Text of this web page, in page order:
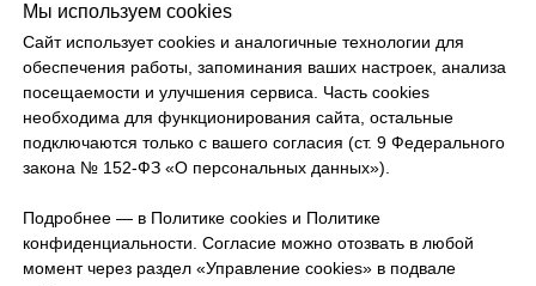
Мы используем cookies
Сайт использует cookies и аналогичные технологии для
обеспечения работы, запоминания ваших настроек, анализа
посещаемости и улучшения сервиса. Часть cookies
необходима для функционирования сайта, остальные
подключаются только с вашего согласия (ст. 9 Федерального
закона № 152-ФЗ «О персональных данных»).
Подробнее — в Политике cookies и Политике
конфиденциальности. Согласие можно отозвать в любой
момент через раздел «Управление cookies» в подвале